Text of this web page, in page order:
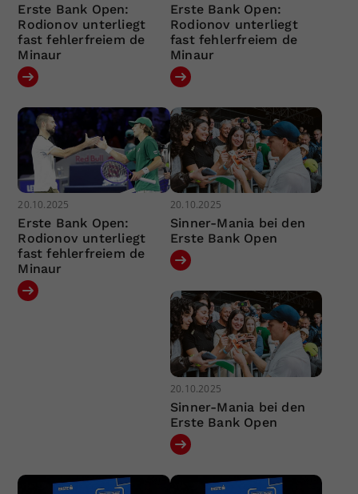
Erste Bank Open:
Rodionov unterliegt
fast fehlerfreiem de
Minaur
Erste Bank Open:
Rodionov unterliegt
fast fehlerfreiem de
Minaur
20.10.2025
Erste Bank Open:
Rodionov unterliegt
fast fehlerfreiem de
Minaur
20.10.2025
Sinner-Mania bei den
Erste Bank Open
20.10.2025
Sinner-Mania bei den
Erste Bank Open